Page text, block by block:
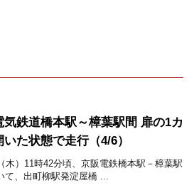
気鉄道橋本駅～樟葉駅間 扉の1カ
いた状態で走行（4/6）
木）11時42分頃、京阪電鉄橋本駅－樟葉駅
て、出町柳駅発淀屋橋 ...